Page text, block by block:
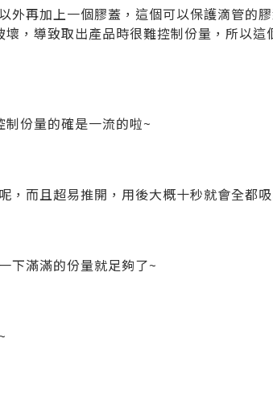
外再加上一個膠蓋，這個可以保護滴管的
，導致取出產品時很難控制份量，所以
份量的確是一流的啦~
，而且超易推開，用後大概十秒就會全都
下滿滿的份量就足夠了~